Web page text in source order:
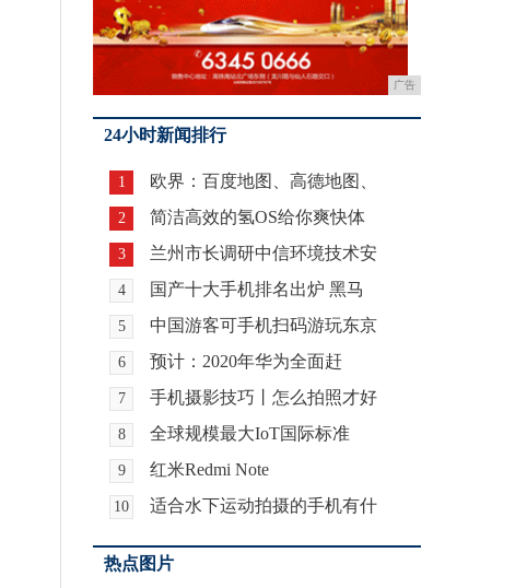
广告
24小时新闻排行
1 欧界：百度地图、高德地图、
2 简洁高效的氢OS给你爽快体
3 兰州市长调研中信环境技术安
4 国产十大手机排名出炉 黑马
5 中国游客可手机扫码游玩东京
6 预计：2020年华为全面赶
7 手机摄影技巧丨怎么拍照才好
8 全球规模最大IoT国际标准
9 红米Redmi Note
10 适合水下运动拍摄的手机有什
热点图片